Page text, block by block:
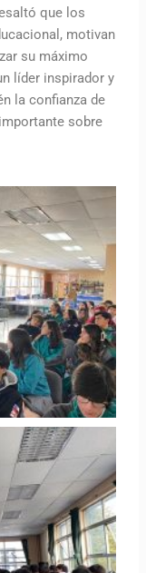
que los
motivan
su máximo
líder inspirador y
la confianza de
sobre